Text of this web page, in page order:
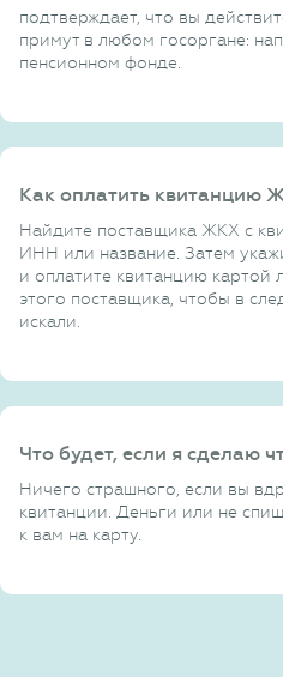
подтверждает, что вы
примут в любом госоргане:
пенсионном фонде.
Как оплатить квитанцию
Найдите поставщика ЖКХ с
ИНН или название. Затем
и оплатите квитанцию
этого поставщика, чтобы в
искали.
Что будет, если я сделаю
Ничего страшного, если вы
квитанции. Деньги или не
к вам на карту.